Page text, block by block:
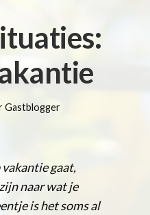
Gastblogger
gaat,
naar wat je
is het soms al